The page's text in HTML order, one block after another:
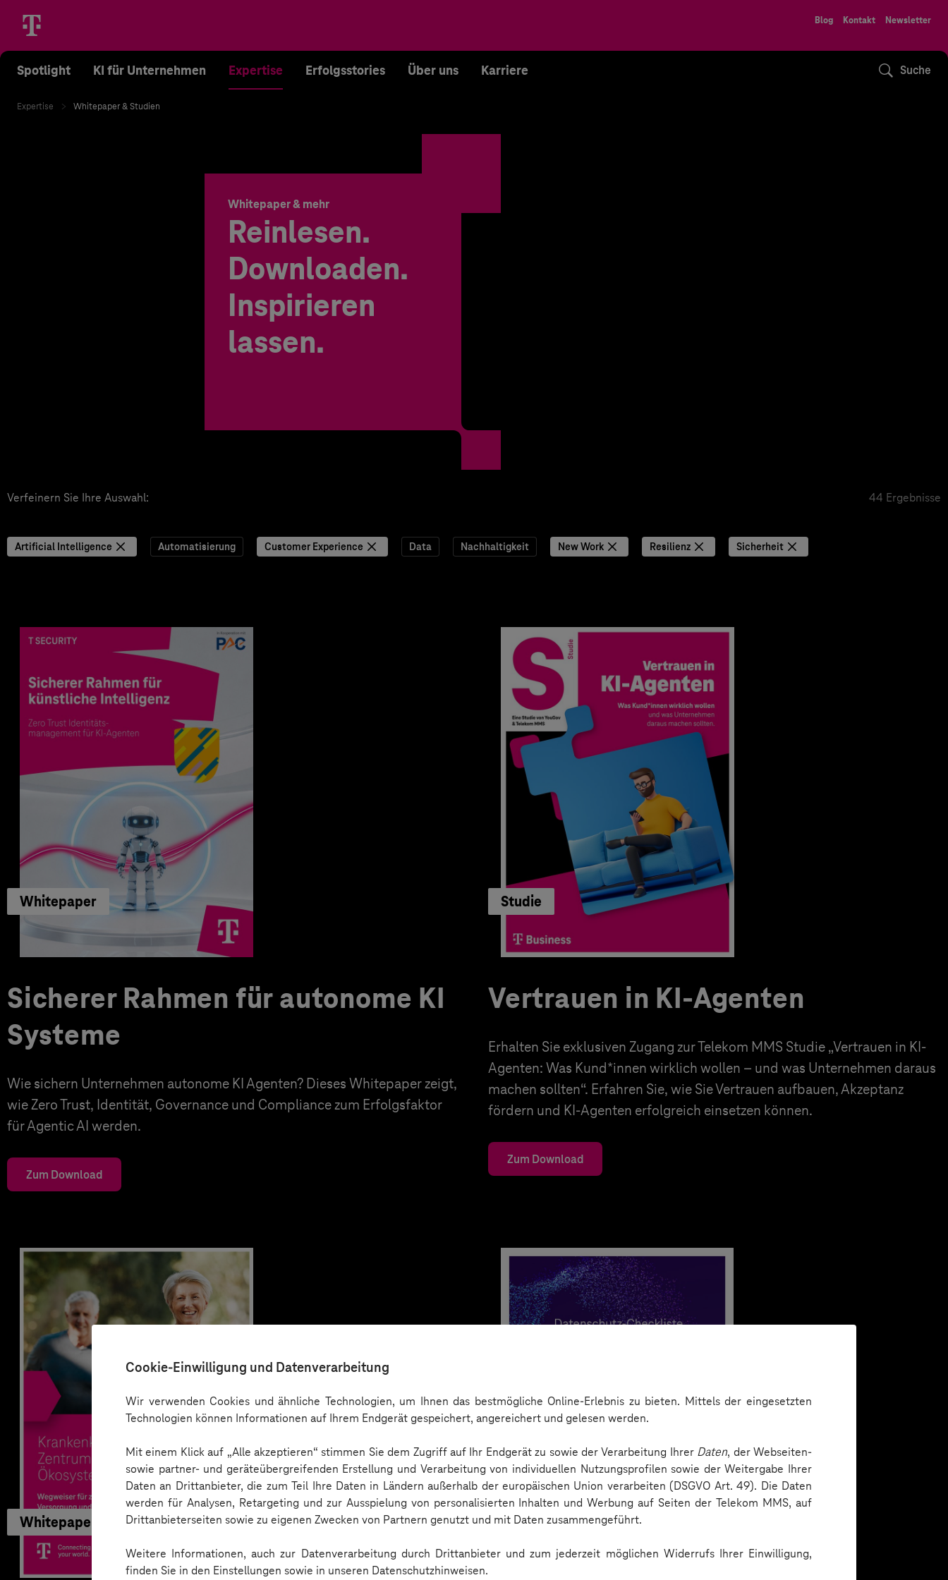
Cookie-Einwilligung und Datenverarbeitung
Wir verwenden Cookies und ähnliche Technologien, um Ihnen das bestmögliche Online-Erlebnis zu bieten. Mittels der eingesetzten
Technologien können Informationen auf Ihrem Endgerät gespeichert, angereichert und gelesen werden.
Mit einem Klick auf „Alle akzeptieren“ stimmen Sie dem Zugriff auf Ihr Endgerät zu sowie der Verarbeitung Ihrer Daten, der Webseiten-
sowie partner- und geräteübergreifenden Erstellung und Verarbeitung von individuellen Nutzungsprofilen sowie der Weitergabe Ihrer
Daten an Drittanbieter, die zum Teil Ihre Daten in Ländern außerhalb der europäischen Union verarbeiten (DSGVO Art. 49). Die Daten
werden für Analysen, Retargeting und zur Ausspielung von personalisierten Inhalten und Werbung auf Seiten der Telekom MMS, auf
Drittanbieterseiten sowie zu eigenen Zwecken von Partnern genutzt und mit Daten zusammengeführt.
Weitere Informationen, auch zur Datenverarbeitung durch Drittanbieter und zum jederzeit möglichen Widerrufs Ihrer Einwilligung,
finden Sie in den Einstellungen sowie in unseren Datenschutzhinweisen.
Blog Kontakt Newsletter
Spotlight KI für Unternehmen Expertise Erfolgsstories Über uns Karriere Suche
Expertise Whitepaper & Studien
Whitepaper & mehr
Reinlesen.
Downloaden.
Inspirieren
lassen.
Verfeinern Sie Ihre Auswahl: 44 Ergebnisse
Artificial Intelligence Automatisierung Customer Experience Data Nachhaltigkeit New Work Resilienz Sicherheit
Whitepaper
Sicherer Rahmen für autonome KI
Systeme
Wie sichern Unternehmen autonome KI Agenten? Dieses Whitepaper zeigt,
wie Zero Trust, Identität, Governance und Compliance zum Erfolgsfaktor
für Agentic AI werden.
Zum Download
Studie
Vertrauen in KI-Agenten
Erhalten Sie exklusiven Zugang zur Telekom MMS Studie „Vertrauen in KI-
Agenten: Was Kund*innen wirklich wollen – und was Unternehmen daraus
machen sollten“. Erfahren Sie, wie Sie Vertrauen aufbauen, Akzeptanz
fördern und KI-Agenten erfolgreich einsetzen können.
Zum Download
Whitepaper Checkliste